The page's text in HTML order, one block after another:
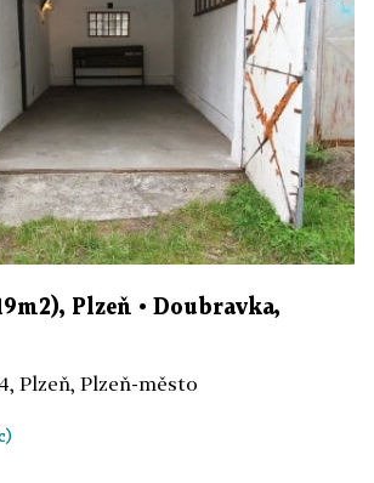
Plzeň • Doubravka,
Plzeň, Plzeň-město